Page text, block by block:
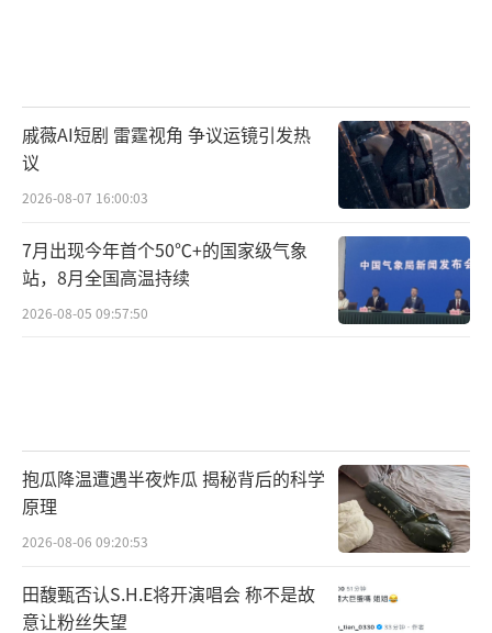
戚薇AI短剧 雷霆视角 争议运镜引发热
议
2026-08-07 16:00:03
7月出现今年首个50℃+的国家级气象
站，8月全国高温持续
2026-08-05 09:57:50
抱瓜降温遭遇半夜炸瓜 揭秘背后的科学
原理
2026-08-06 09:20:53
田馥甄否认S.H.E将开演唱会 称不是故
意让粉丝失望